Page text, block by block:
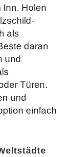
Inn. Holen
als
daran
und
Türen.
und
einfach